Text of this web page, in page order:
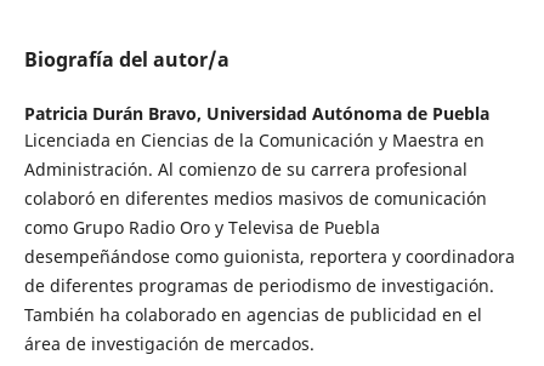
Biografía del autor/a
Patricia Durán Bravo, Universidad Autónoma de Puebla
Licenciada en Ciencias de la Comunicación y Maestra en
Administración. Al comienzo de su carrera profesional
colaboró en diferentes medios masivos de comunicación
como Grupo Radio Oro y Televisa de Puebla
desempeñándose como guionista, reportera y coordinadora
de diferentes programas de periodismo de investigación.
También ha colaborado en agencias de publicidad en el
área de investigación de mercados.